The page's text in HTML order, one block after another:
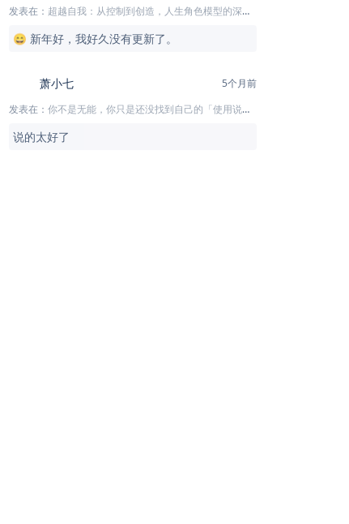
发表在： 超越自我：从控制到创造，人生角色模型的深度解析
😄 新年好，我好久没有更新了。
萧小七
5个月前
发表在： 你不是无能，你只是还没找到自己的「使用说明书」
说的太好了